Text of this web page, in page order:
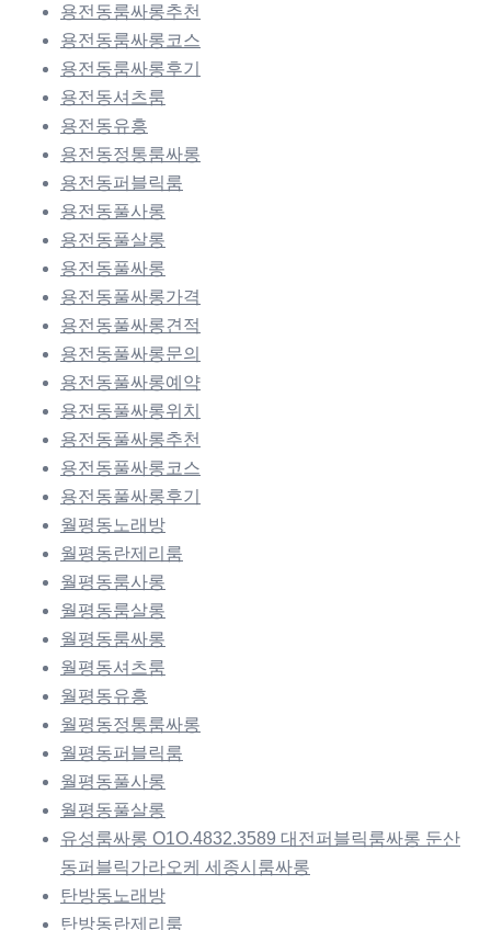
용전동룸싸롱추천
용전동룸싸롱코스
용전동룸싸롱후기
용전동셔츠룸
용전동유흥
용전동정통룸싸롱
용전동퍼블릭룸
용전동풀사롱
용전동풀살롱
용전동풀싸롱
용전동풀싸롱가격
용전동풀싸롱견적
용전동풀싸롱문의
용전동풀싸롱예약
용전동풀싸롱위치
용전동풀싸롱추천
용전동풀싸롱코스
용전동풀싸롱후기
월평동노래방
월평동란제리룸
월평동룸사롱
월평동룸살롱
월평동룸싸롱
월평동셔츠룸
월평동유흥
월평동정통룸싸롱
월평동퍼블릭룸
월평동풀사롱
월평동풀살롱
유성룸싸롱 O1O.4832.3589 대전퍼블릭룸싸롱 둔산
동퍼블릭가라오케 세종시룸싸롱
탄방동노래방
탄방동란제리룸